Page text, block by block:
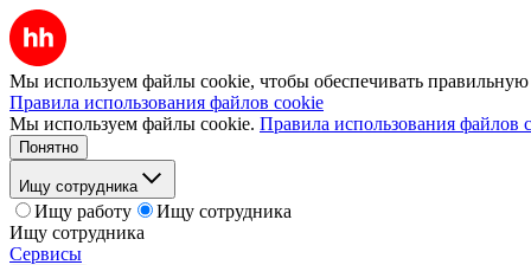
Мы используем файлы cookie, чтобы обеспечивать правильную
Правила использования файлов cookie
Мы используем файлы cookie. Правила использования файлов
Понятно
Ищу сотрудника
Ищу работу
Ищу сотрудника
Ищу сотрудника
Сервисы